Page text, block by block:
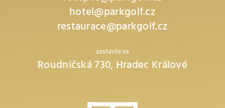
hotel@parkgolf.cz
restaurace@parkgolf.cz
zastavte se
Roudničská 730, Hradec Králové